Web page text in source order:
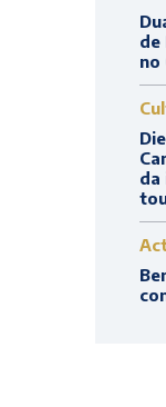
de
no
da